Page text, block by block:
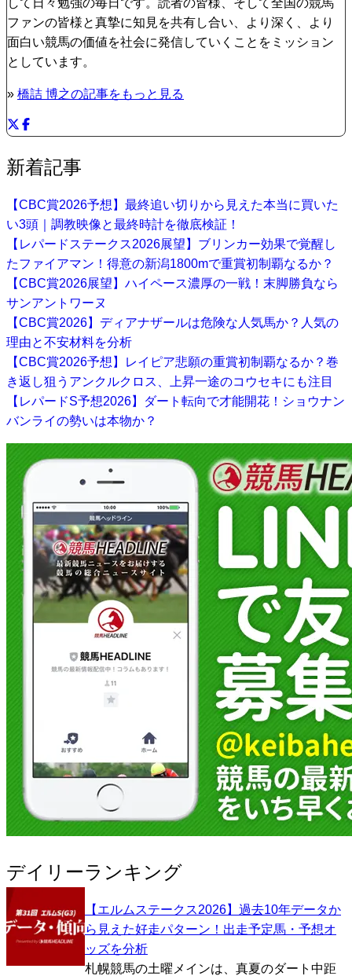
して日々勉強の毎日です。読者の皆様、そして全国の競馬
ファンの皆様と真摯に知見を共有し合い、より深く、より
面白い競馬の価値を社会に発信していくことをミッション
としています。
» 橋詰 博之の記事をもっと見る
新着記事
【CBC賞2026予想】最終追い切りから見えた本当に買いた
い3頭｜調教映像と最終時計を徹底検証！
【レパードステークス2026展望】ブリンカー効果で覚醒し
たファイアマン！得意の新潟1800mで重賞初制覇なるか？
【CBC賞2026展望】ハイペース濃厚の一戦！末脚勝負なら
サンアントワーヌ
【CBC賞2026】ディアナザールは危険な人気馬か？人気の
理由と不安材料を分析
【CBC賞2026予想】レイピア悲願の重賞初制覇なるか？巻
き返し狙うアンクルクロス、上昇一途のコウセキにも注目
【レパードS予想2026】ダート転向で才能開花！ショウナン
バンライの勢いは本物か？
デイリーランキング
【エルムステークス2026】過去10年データか
ら見えた好走パターン！出走予定馬・予想オ
ッズを分析
札幌競馬の土曜メインは、真夏のダート中距